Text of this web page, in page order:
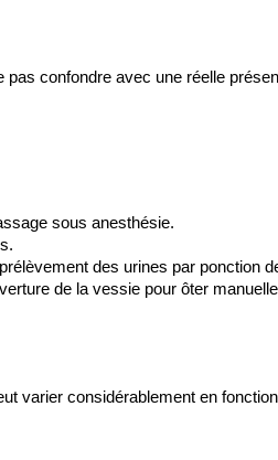
confondre avec une réelle
sous anesthésie.
des urines par ponction
de la vessie pour ôter
varier considérablement en